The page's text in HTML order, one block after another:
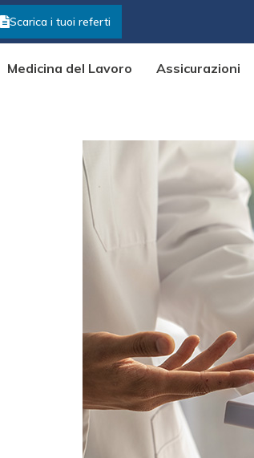
Scarica i tuoi referti
Medicina del Lavoro
Assicurazioni